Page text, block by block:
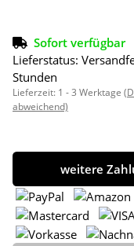
Sofort verfügbar
Lieferstatus:
Stunden
Lieferzeit: 1 - 3 Werktage
abweichend)
weitere